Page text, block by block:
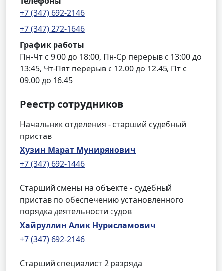
+7 (347) 692-2146
+7 (347) 272-1646
График работы
Пн-Чт с 9:00 до 18:00, Пн-Ср перерыв с 13:00 до
13:45, Чт-Пят перерыв с 12.00 до 12.45, Пт с
09.00 до 16.45
Реестр сотрудников
Начальник отделения - старший судебный
пристав
Хузин Марат Мунирянович
+7 (347) 692-1446
Старший смены на объекте - судебный
пристав по обеспечению установленного
порядка деятельности судов
Хайруллин Алик Нурисламович
+7 (347) 692-2146
Старший специалист 2 разряда